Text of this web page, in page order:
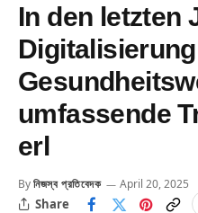
In den letzten
umfassende
erl
Byনিজস্ব প্রতিবেদক April 20, 2025
Share